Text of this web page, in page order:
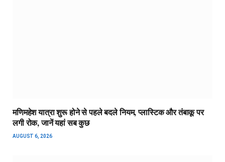
मणिमहेश यात्रा शुरू होने से पहले बदले नियम, प्लास्टिक और तंबाकू पर
लगी रोक, जानें यहां सब कुछ
AUGUST 6, 2026